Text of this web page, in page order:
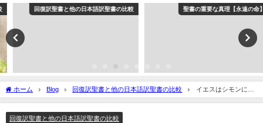
回復訳聖書と他の日本語訳聖書の比較 聖書の重要な真理【永遠の命】
ホーム Blog 回復訳聖書と他の日本語訳聖書の比較
イエスはシモンに言
われた、「恐れることはない。今からあなたは、人を生け捕りにするようになるの
回復訳聖書と他の日本語訳聖書の比較